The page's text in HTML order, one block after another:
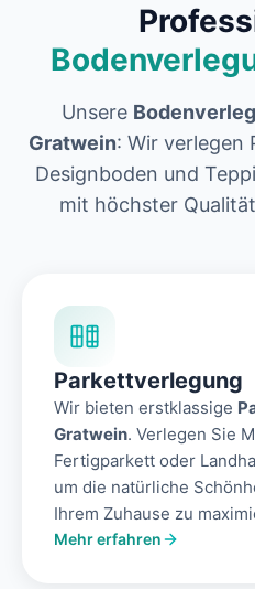
Unsere
Gratwein: Wir verlegen
Designboden und
mit höchster
Parkettverlegung
Wir bieten erstklassige
Gratwein. Verlegen Sie
Fertigparkett oder
um die natürliche
Ihrem Zuhause zu
Mehr erfahren